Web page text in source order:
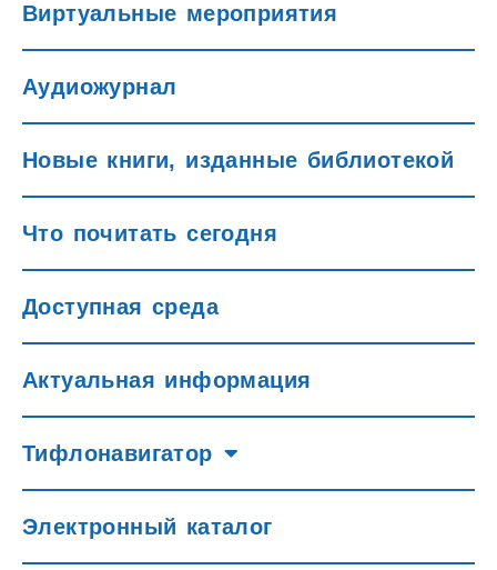
Виртуальные мероприятия
Аудиожурнал
Новые книги, изданные библиотекой
Что почитать сегодня
Доступная среда
Актуальная информация
Тифлонавигатор
Электронный каталог